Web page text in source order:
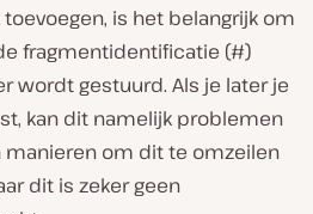
is het belangrijk om
fragmentidentificatie (#)
wordt gestuurd. Als je later je
kan dit namelijk problemen
manieren om dit te omzeilen
dit is zeker geen